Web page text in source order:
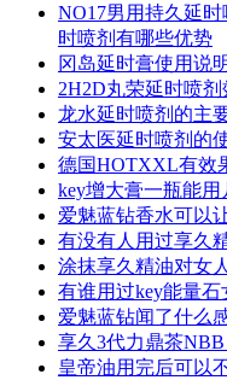
NO17男用持久延
时喷剂有哪些优势
冈岛延时膏使用说
2H2D丸荣延时喷
龙水延时喷剂的主
安太医延时喷剂的
德国HOTXXL有效
key增大膏一瓶能
爱魅蓝钻香水可以
有没有人用过享久
涂抹享久精油对女
有谁用过key能量
爱魅蓝钻闻了什么
享久3代力鼎茶
皇帝油用完后可以